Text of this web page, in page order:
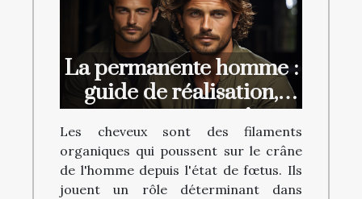
La permanente homme :
guide de réalisation,
avantages et prix
Les cheveux sont des filaments
organiques qui poussent sur le crâne
de l'homme depuis l'état de fœtus. Ils
jouent un rôle déterminant dans